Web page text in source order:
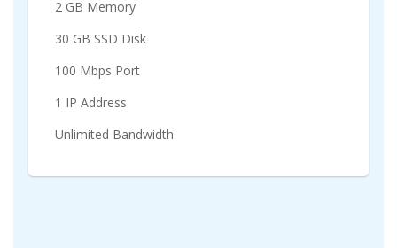
2 GB Memory
30 GB SSD Disk
100 Mbps Port
1 IP Address
Unlimited Bandwidth